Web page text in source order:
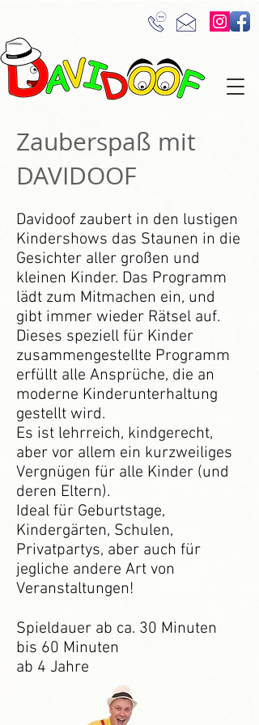
Zauberspaß mit
DAVIDOOF
Davidoof zaubert in den lustigen
Kindershows das Staunen in die
Gesichter aller großen und
kleinen Kinder. Das Programm
lädt zum Mitmachen ein, und
gibt immer wieder Rätsel auf.
Dieses speziell für Kinder
zusammengestellte Programm
erfüllt alle Ansprüche, die an
moderne Kinderunterhaltung
gestellt wird.
Es ist lehrreich, kindgerecht,
aber vor allem ein kurzweiliges
Vergnügen für alle Kinder (und
deren Eltern).
Ideal für Geburtstage,
Kindergärten, Schulen,
Privatpartys, aber auch für
jegliche andere Art von
Veranstaltungen!
Spieldauer ab ca. 30 Minuten
bis 60 Minuten
ab 4 Jahre